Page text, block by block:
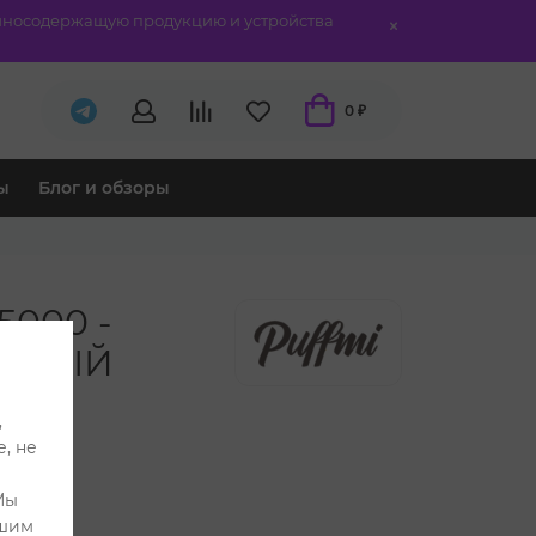
продукцию и устройства
0 ₽
Блог и обзоры
-
не